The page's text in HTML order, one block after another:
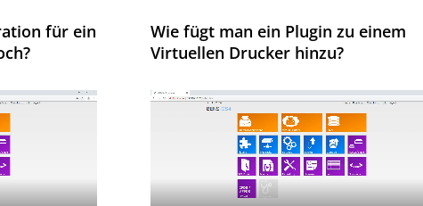
für ein
Wie fügt man ein Plugin zu einem
Virtuellen Drucker hinzu?